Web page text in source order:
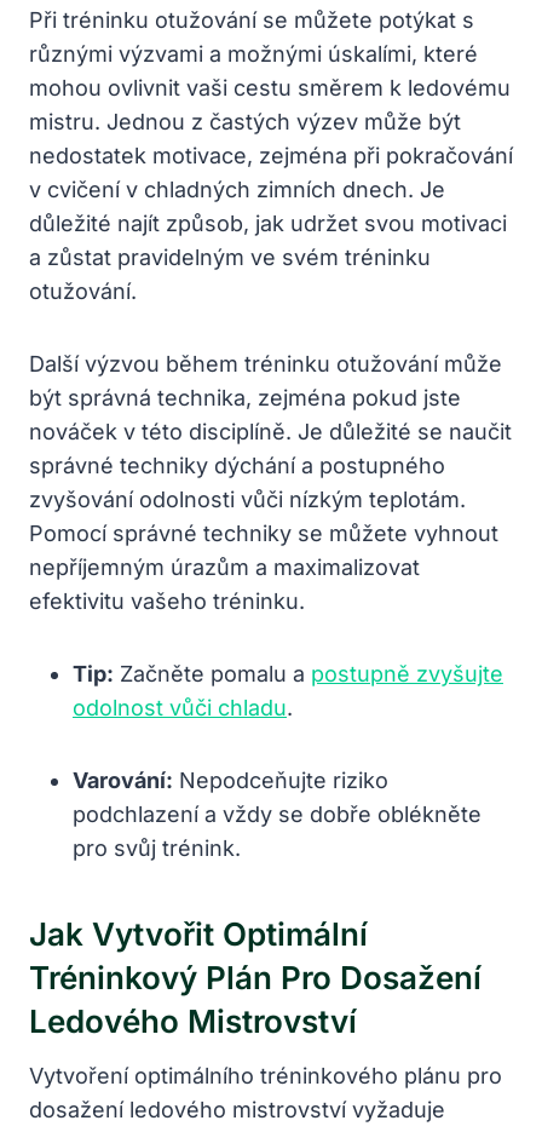
Při tréninku otužování se můžete potýkat s
různými výzvami a možnými úskalími, které
mohou ovlivnit vaši cestu směrem k ledovému
mistru. Jednou z častých výzev může být
nedostatek motivace, zejména při pokračování
v cvičení v chladných zimních dnech. Je
důležité najít způsob, jak udržet svou motivaci
a zůstat pravidelným ve svém tréninku
otužování.
Další výzvou během tréninku otužování může
být správná technika, zejména pokud jste
nováček v této disciplíně. Je důležité se naučit
správné techniky dýchání a postupného
zvyšování odolnosti vůči nízkým teplotám.
Pomocí správné techniky se můžete vyhnout
nepříjemným úrazům a maximalizovat
efektivitu vašeho tréninku.
Tip: Začněte pomalu a postupně zvyšujte
odolnost vůči chladu.
Varování: Nepodceňujte riziko
podchlazení a vždy se dobře oblékněte
pro svůj trénink.
Jak Vytvořit Optimální
Tréninkový Plán Pro Dosažení
Ledového Mistrovství
Vytvoření optimálního tréninkového plánu pro
dosažení ledového mistrovství vyžaduje